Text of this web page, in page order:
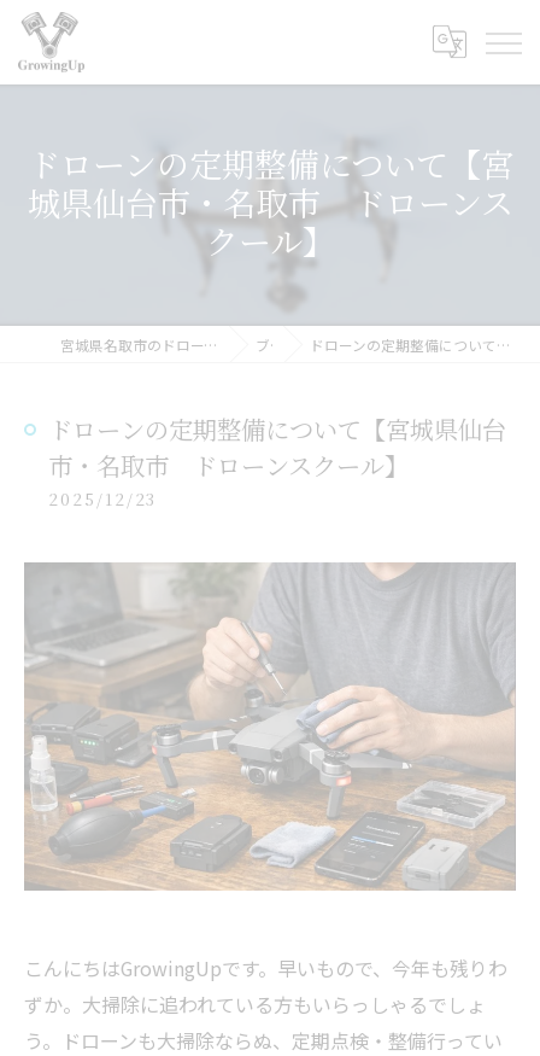
ドローンの定期整備について【宮
城県仙台市・名取市 ドローンス
クール】
宮城県名取市のドローンスクールなら合同会社GrowingUp ブログ ドローンの定期整備について【宮城県仙台市・名取市 ドローンスクール】
ドローンの定期整備について【宮城県仙台
市・名取市 ドローンスクール】
2025/12/23
こんにちはGrowingUpです。早いもので、今年も残りわ
ずか。大掃除に追われている方もいらっしゃるでしょ
う。ドローンも大掃除ならぬ、定期点検・整備行ってい